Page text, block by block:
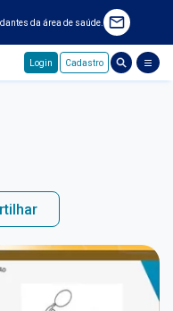
da área de saúde.
Login Cadastro